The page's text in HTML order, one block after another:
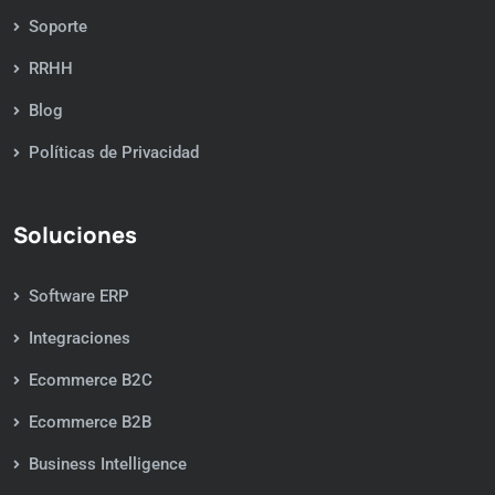
Soporte
RRHH
Blog
Políticas de Privacidad
Soluciones
Software ERP
Integraciones
Ecommerce B2C
Ecommerce B2B
Business Intelligence